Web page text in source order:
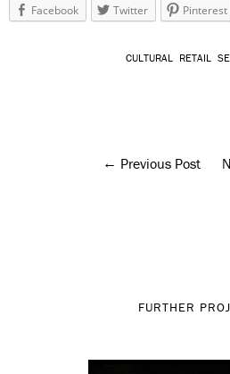
Facebook Twitter Pinterest
CULTURAL RETAIL
Previous Post
FURTHER